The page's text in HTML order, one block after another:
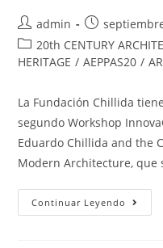
admin
20th CENTURY
HERITAGE / AEPPAS20 /
La Fundación Chillida
segundo Workshop
Eduardo Chillida and the
Modern Architecture, que
Continuar Leyendo